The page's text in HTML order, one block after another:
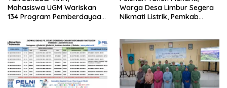
Mahasiswa UGM Wariskan
134 Program Pemberdayaan
Warga Desa Limbur Segera
Nikmati Listrik, Pemkab